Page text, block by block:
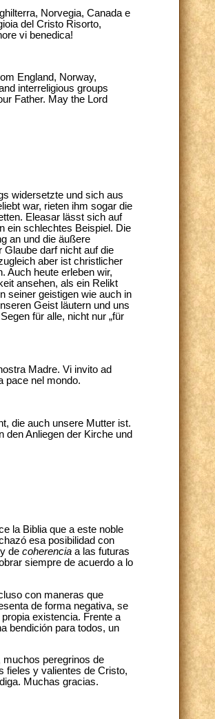
Norvegia, Canada e
del Cristo Risorto,
vi benedica!
England, Norway,
interreligious groups
Father. May the Lord
widersetzte und sich aus
war, rieten ihm sogar die
Eleasar lässt sich auf
ein schlechtes Beispiel. Die
an und die äußere
darf nicht auf die
aber ist christlicher
Auch heute erleben wir,
ansehen, als ein Relikt
seiner geistigen wie auch in
Geist läutern und uns
für alle, nicht nur „für
Madre. Vi invito ad
pace nel mondo.
die auch unsere Mutter ist.
den Anliegen der Kirche und
la Biblia que a este noble
esa posibilidad con
de coherencia a las futuras
siempre de acuerdo a lo
con maneras que
de forma negativa, se
existencia. Frente a
bendición para todos, un
muchos peregrinos de
fieles y valientes de Cristo,
Muchas gracias.